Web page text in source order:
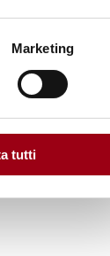
Marketing
tutti